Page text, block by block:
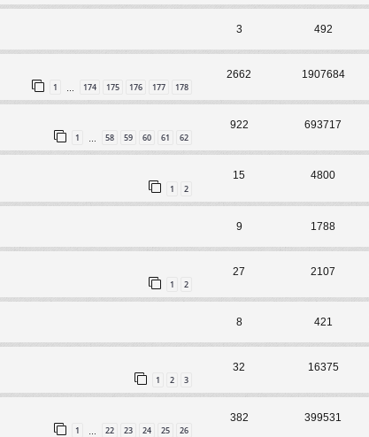
3 492
1 … 174 175 176 177 178
2662 1907684
1 … 58 59 60 61 62
922 693717
1 2
15 4800
9 1788
1 2
27 2107
8 421
1 2 3
32 16375
1 22 23 24 25 26
382 399531